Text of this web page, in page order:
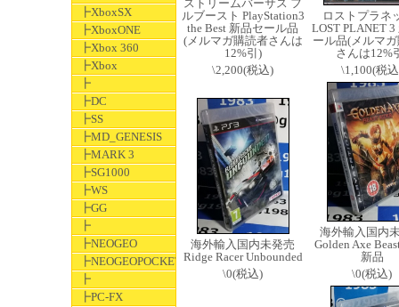
┣XboxSX
┣XboxONE
┣Xbox 360
┣Xbox
┣
┣DC
┣SS
┣MD_GENESIS
┣MARK 3
┣SG1000
┣WS
┣GG
┣
┣NEOGEO
┣NEOGEOPOCKET
┣
┣PC-FX
ストリームバーサス フ
ルブースト PlayStation3
the Best 新品セール品
(メルマガ購読者さんは
12%引)
\2,200(税込)
ロストプラネ
LOST PLANET 3
ール品(メルマ
さんは12%
\1,100(税
海外輸入国内未発売
Ridge Racer Unbounded
\0(税込)
海外輸入国内
Golden Axe
新品
\0(税込)